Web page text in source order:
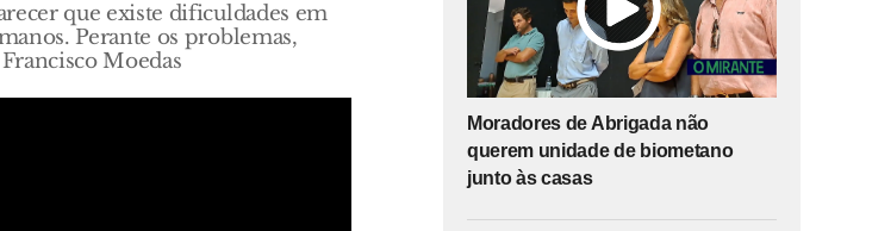
que existe dificuldades em
Perante os problemas,
Moedas
Moradores de Abrigada não
querem unidade de biometano
junto às casas